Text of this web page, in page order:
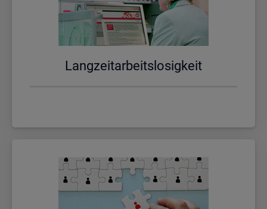
Lang­zeit­ar­beits­lo­sig­keit